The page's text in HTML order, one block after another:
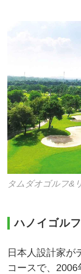
タムダオゴルフ&
ハノイゴル
日本人設計家が
コースで、2006